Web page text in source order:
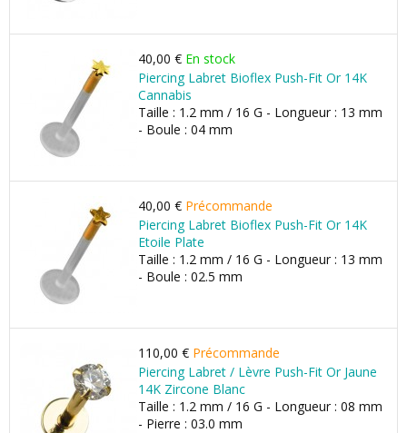
40,00 € En stock
Piercing Labret Bioflex Push-Fit Or 14K
Cannabis
Taille : 1.2 mm / 16 G - Longueur : 13 mm
- Boule : 04 mm
40,00 € Précommande
Piercing Labret Bioflex Push-Fit Or 14K
Etoile Plate
Taille : 1.2 mm / 16 G - Longueur : 13 mm
- Boule : 02.5 mm
110,00 € Précommande
Piercing Labret / Lèvre Push-Fit Or Jaune
14K Zircone Blanc
Taille : 1.2 mm / 16 G - Longueur : 08 mm
- Pierre : 03.0 mm